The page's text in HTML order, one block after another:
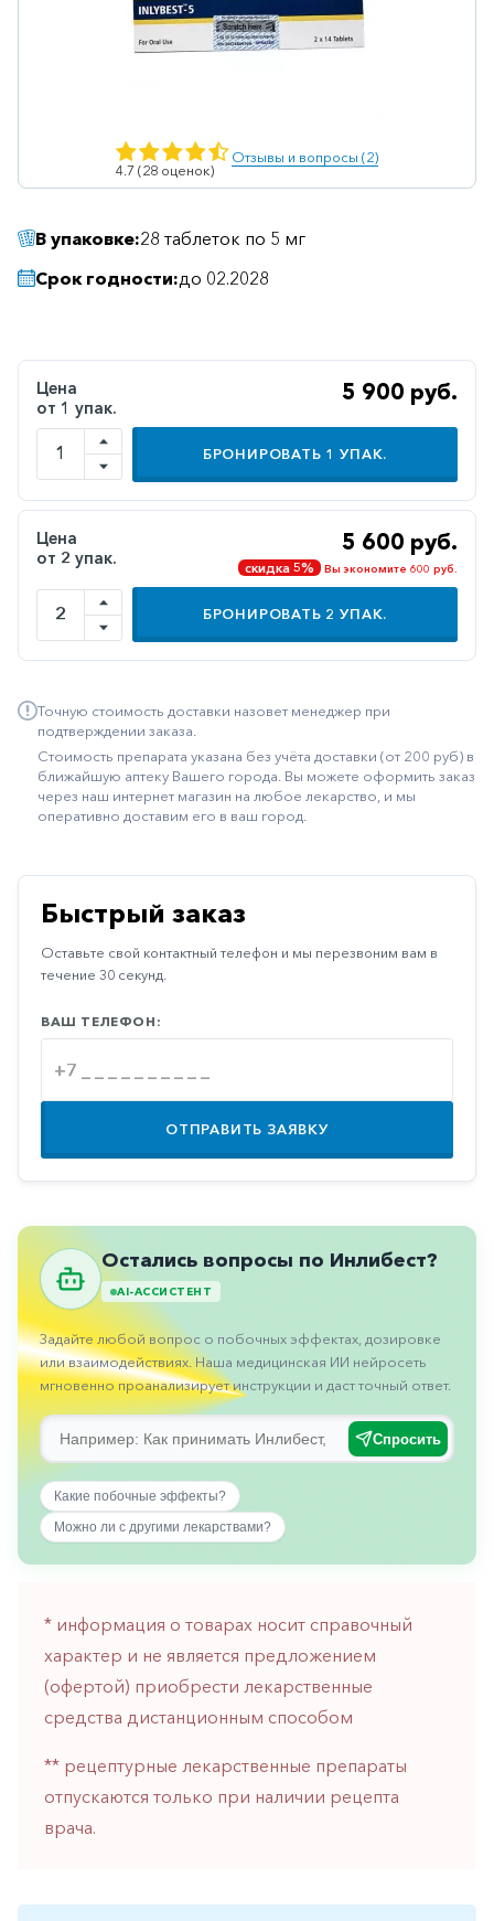
Ветеринарные
Гепатопротекторы
Диабетические
Желудочно-
кишечные
Иммунодепрессанты
Климактерические
Метаболизм
Минеральный
обмен
средства
Неврологические
Остеопороз
Паркинсон
Противоаллергические
Противовирусные
Противогрибковые
Противоопухолевые
Противоподагрические
Противорвотные
Пульмонология
Сердечные
Сосудистые
Тромбозы
Урология
Ухо-
горло-
нос
Хирургия
железа
4.7 (28 оценок)
Отзывы и вопросы (2)
В упаковке:28 таблеток по 5 мг
Срок годности:до 02.2028
Цена
от 1 упак.
5 900 руб.
БРОНИРОВАТЬ 1 УПАК.
Цена
от 2 упак.
5 600 руб.
скидка 5% Вы экономите 600 руб.
БРОНИРОВАТЬ 2 УПАК.
Точную стоимость доставки назовет менеджер при
подтверждении заказа.
Стоимость препарата указана без учёта доставки (от 200 руб) в
ближайшую аптеку Вашего города. Вы можете оформить заказ
через наш интернет магазин на любое лекарство, и мы
оперативно доставим его в ваш город.
Быстрый заказ
Оставьте свой контактный телефон и мы перезвоним вам в
течение 30 секунд.
ВАШ ТЕЛЕФОН:
ОТПРАВИТЬ ЗАЯВКУ
Остались вопросы по Инлибест?
AI-АССИСТЕНТ
Задайте любой вопрос о побочных эффектах, дозировке
или взаимодействиях. Наша медицинская ИИ нейросеть
мгновенно проанализирует инструкции и даст точный ответ.
Спросить
Какие побочные эффекты?
Можно ли с другими лекарствами?
* информация о товарах носит справочный
характер и не является предложением
(офертой) приобрести лекарственные
средства дистанционным способом
** рецептурные лекарственные препараты
отпускаются только при наличии рецепта
врача.